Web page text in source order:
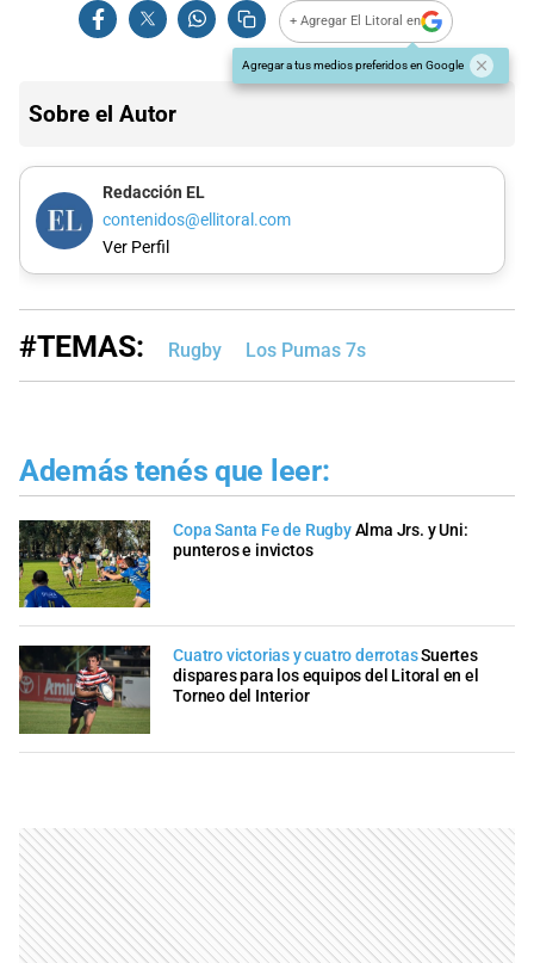
+ Agregar El Litoral en
Agregar a tus medios preferidos en Google
Sobre el Autor
Redacción EL
contenidos@ellitoral.com
Ver Perfil
#TEMAS: Rugby Los Pumas 7s
Además tenés que leer:
Copa Santa Fe de RugbyAlma Jrs. y Uni:
punteros e invictos
Cuatro victorias y cuatro derrotasSuertes
dispares para los equipos del Litoral en el
Torneo del Interior